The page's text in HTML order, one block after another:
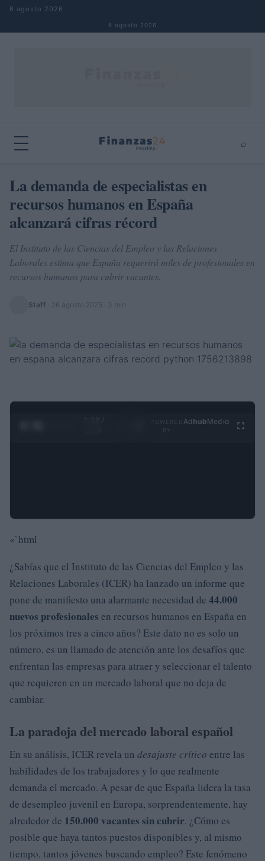
Saltar al contenido
6 agosto 2026
6 agosto 2026
⌕
Buscar
La demanda de especialistas en
recursos humanos en España
alcanzará cifras récord
El Instituto de las Ciencias del Empleo y las Relaciones
Laborales estima que España requerirá miles de profesionales en
recursos humanos para cubrir vacantes.
Staff 26 agosto 2025 · 3 min
0:29 /
Ad hubMedia
«`html
¿Sabías que el Instituto de las Ciencias del Empleo y las
Relaciones Laborales (ICER) ha lanzado un informe que
pone de manifiesto una alarmante necesidad de 44.000
nuevos profesionales en recursos humanos en España en
los próximos tres a cinco años? Este dato no es solo un
número, es un llamado de atención ante los desafíos que
enfrentan las empresas para atraer y seleccionar el talento
que requieren en un mercado laboral que no deja de
cambiar.
La paradoja del mercado laboral español
En su análisis, ICER revela un desajuste crítico entre las
habilidades de los trabajadores y lo que realmente
demanda el mercado. A pesar de que España lidera la tasa
de desempleo juvenil en Europa, sorprendentemente, hay
alrededor de 150.000 vacantes sin cubrir. ¿Cómo es
posible que haya tantos puestos disponibles y, al mismo
tiempo, tantos jóvenes buscando empleo? Este fenómeno